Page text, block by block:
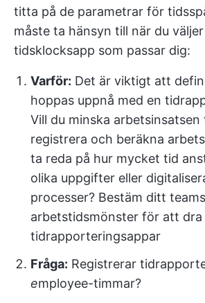
titta på de parametrar för
måste ta hänsyn till när du
tidsklocksapp som passar dig:
Varför: Det är viktigt att
hoppas uppnå med en
Vill du minska
registrera och beräkna
ta reda på hur mycket tid
olika uppgifter eller
processer? Bestäm ditt teams
arbetstidsmönster för att
tidrapporteringsappar
Fråga: Registrerar
employee-timmar?